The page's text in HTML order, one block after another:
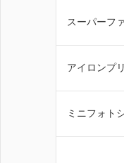
スーパーフ
アイロンプ
ミニフォト